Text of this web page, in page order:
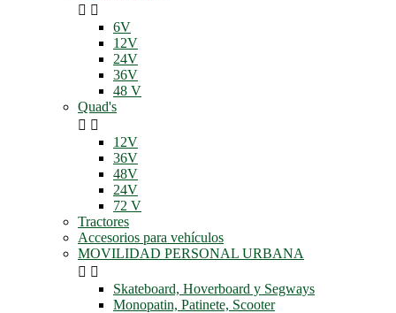
 
6V
12V
24V
36V
48 V
Quad's
 
12V
36V
48V
24V
72 V
Tractores
Accesorios para vehículos
MOVILIDAD PERSONAL URBANA
 
Skateboard, Hoverboard y Segways
Monopatin, Patinete, Scooter